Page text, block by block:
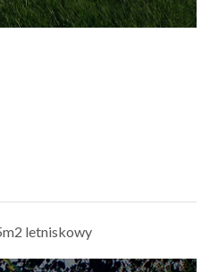
letniskowy